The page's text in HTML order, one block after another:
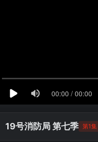
19号消防局 第七季 第1集